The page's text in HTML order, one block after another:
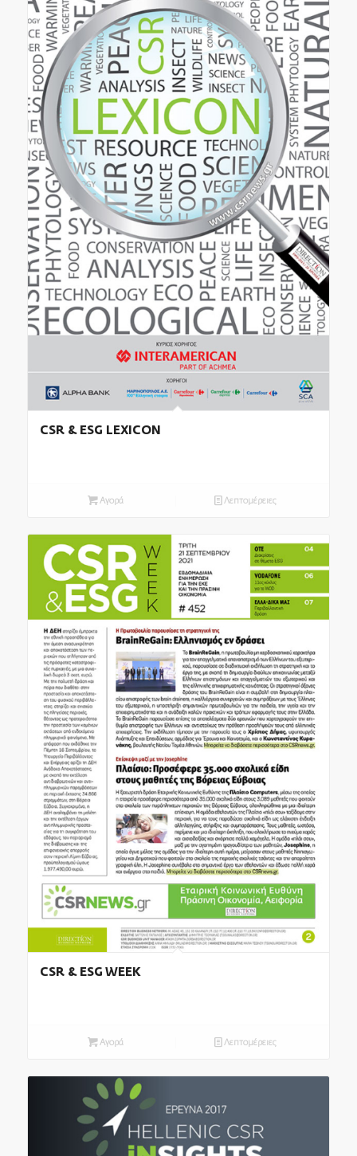
CSR & ESG LEXICON
Αγορά Λεπτομέρειες
CSR & ESG WEEK
Αγορά Λεπτομέρειες